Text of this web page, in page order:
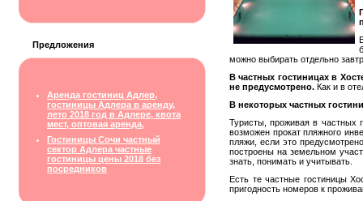
Предложения
Аренда гостиниц Адлер,
гостиницы Адлера в аренду,
лето 2018 год в Адлере, квота
мест, оптовая аренда,
Гостиницы Сочи частный
сектор Адлера частные
гостиницы цены 2018 без
посредников
можно выбирать отдельно
В частных гостиницах в
не предусмотрено. Как и в
В некоторых частных
Туристы, проживая в частных
возможен прокат пляжного
пляжи, если это
построены на земельном
знать, понимать и учитывать.
Есть те частные гостиницы
пригодность номеров к